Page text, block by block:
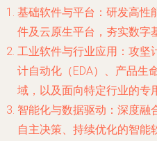
基础软件与平台 ：研发高
件及云原生平台，夯实数字
工业软件与行业应用 ：攻
计自动化（EDA）、产品生
域，以及面向特定行业的专
智能化与数据驱动 ：深度
自主决策、持续优化的智能